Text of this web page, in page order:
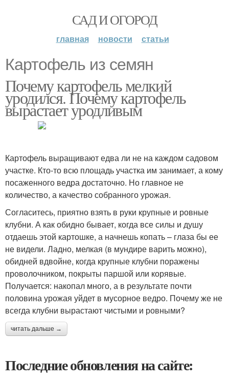
САД И ОГОРОД
главная новости статьи
Картофель из семян
Почему картофель мелкий
уродился. Почему картофель
вырастает уродливым
Картофель выращивают едва ли не на каждом садовом
участке. Кто-то всю площадь участка им занимает, а кому
посаженного ведра достаточно. Но главное не
количество, а качество собранного урожая.
Согласитесь, приятно взять в руки крупные и ровные
клубни. А как обидно бывает, когда все силы и душу
отдаешь этой картошке, а начнешь копать – глаза бы ее
не видели. Ладно, мелкая (в мундире варить можно),
обидней вдвойне, когда крупные клубни поражены
проволочником, покрыты паршой или корявые.
Получается: накопал много, а в результате почти
половина урожая уйдет в мусорное ведро. Почему же не
всегда клубни вырастают чистыми и ровными?
читать дальше →
Последние обновления на сайте: